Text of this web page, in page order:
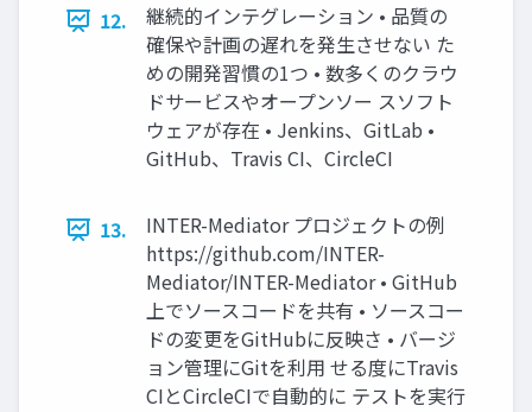
12.
継続的インテグレーション • 品質の
確保や計画の遅れを発生させない た
めの開発習慣の1つ • 数多くのクラウ
ドサービスやオープンソー スソフト
ウェアが存在 • Jenkins、GitLab •
GitHub、Travis CI、CircleCI
13.
INTER-Mediator プロジェクトの例
https://github.com/INTER-
Mediator/INTER-Mediator • GitHub
上でソースコードを共有 • ソースコー
ドの変更をGitHubに反映さ • バージ
ョン管理にGitを利用 せる度にTravis
CIとCircleCIで自動的に テストを実行